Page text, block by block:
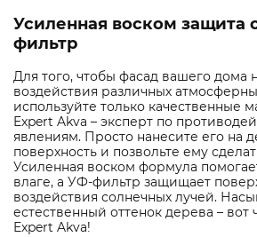
Усиленная воском защита
фильтр
Для того, чтобы фасад вашего дома
воздействия различных
используйте только качественные
Expert Akva – эксперт по
явлениям. Просто нанесите его на
поверхность и позвольте ему
Усиленная воском формула
влаге, а УФ-фильтр защищает
воздействия солнечных лучей.
естественный оттенок дерева – вот
Expert Akva!